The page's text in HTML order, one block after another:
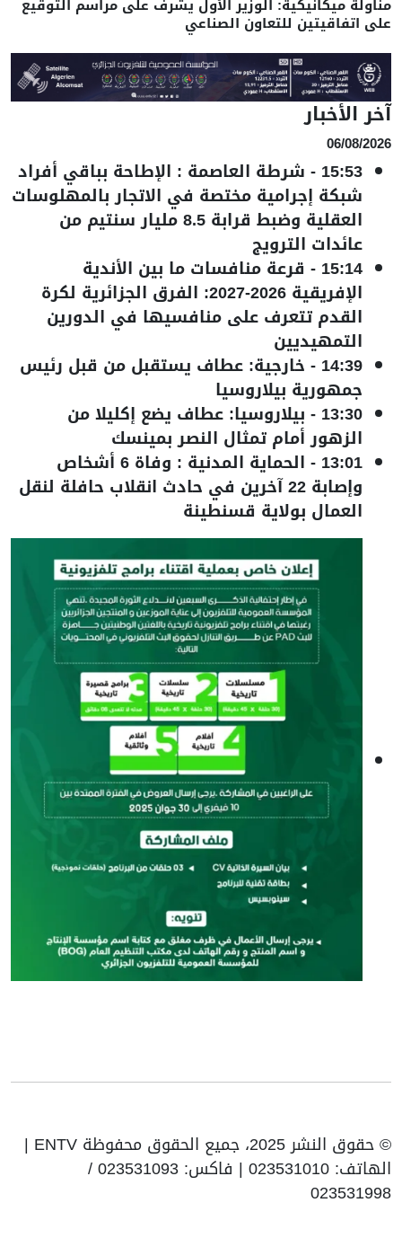
مناولة ميكانيكية: الوزير الأول يشرف على مراسم التوقيع
على اتفاقيتين للتعاون الصناعي
آخر الأخبار
06/08/2026
15:53
- شرطة العاصمة : الإطاحة بباقي أفراد
شبكة إجرامية مختصة في الاتجار بالمهلوسات
العقلية وضبط قرابة 8.5 مليار سنتيم من
عائدات الترويج
15:14
- قرعة منافسات ما بين الأندية
الإفريقية 2026-2027: الفرق الجزائرية لكرة
القدم تتعرف على منافسيها في الدورين
التمهيديين
14:39
- خارجية: عطاف يستقبل من قبل رئيس
جمهورية بيلاروسيا
13:30
- بيلاروسيا: عطاف يضع إكليلا من
الزهور أمام تمثال النصر بمينسك
13:01
- الحماية المدنية : وفاة 6 أشخاص
وإصابة 22 آخرين في حادث انقلاب حافلة لنقل
العمال بولاية قسنطينة
© حقوق النشر 2025، جميع الحقوق محفوظة ENTV |
الهاتف: 023531010 | فاكس: 023531093 /
023531998